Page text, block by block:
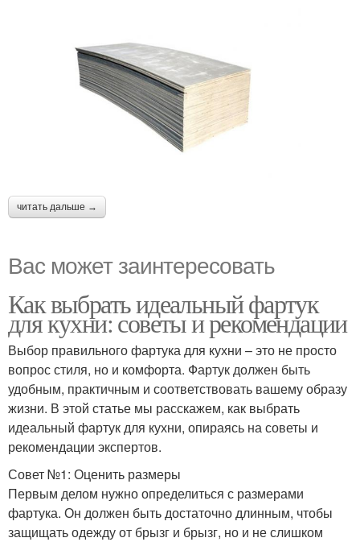
читать дальше →
Вас может заинтересовать
Как выбрать идеальный фартук
для кухни: советы и рекомендации
Выбор правильного фартука для кухни – это не просто
вопрос стиля, но и комфорта. Фартук должен быть
удобным, практичным и соответствовать вашему образу
жизни. В этой статье мы расскажем, как выбрать
идеальный фартук для кухни, опираясь на советы и
рекомендации экспертов.
Совет №1: Оценить размеры
Первым делом нужно определиться с размерами
фартука. Он должен быть достаточно длинным, чтобы
защищать одежду от брызг и брызг, но и не слишком